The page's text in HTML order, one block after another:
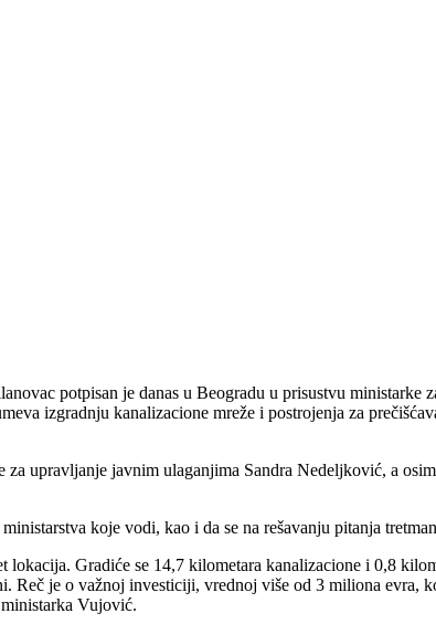
potpisan je danas u Beogradu u prisustvu ministarke
izgradnju kanalizacione mreže i postrojenja za
upravljanje javnim ulaganjima Sandra Nedeljković, a
koje vodi, kao i da se na rešavanju pitanja
Gradiće se 14,7 kilometara kanalizacione i 0,8
Reč je o važnoj investiciji, vrednoj više od 3 miliona evra,
Vujović.